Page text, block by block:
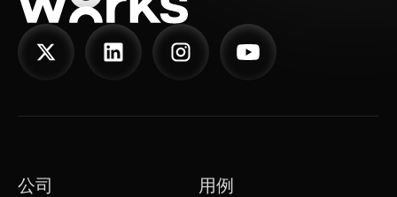
公司 用例